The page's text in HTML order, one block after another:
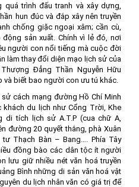
trình đấu tranh và xây dựng,
hun đúc và đắp xây nên truyền
chống giặc ngoại xâm; cần cù,
sản xuất. Chính vì lẻ đó, nơi
người con nổi tiếng mà cuộc đời
làm thay đổi diện mạo lịch sử của
Đẳng Thần Nguyễn Hữu
và biết bao người con ưu tú khác.
cách mạng đường Hồ Chí Minh
du lịch như Cổng Trời, Khe
di tích lịch sử A.T.P (cua chữ A,
đường 20 quyết thắng, phà Xuân
Thạch Bàn – Bang…. Phía Tây
đồng bào các dân tộc ít người
lưu giữ nhiều nét văn hoá truyền
Bình những di sản văn hoá vật
du lịch nhân văn có giá trị để